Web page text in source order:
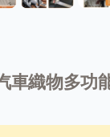
車織物多功